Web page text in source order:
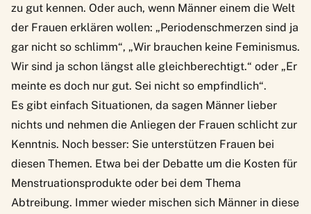
zu gut kennen. Oder auch, wenn Männer einem die Welt
der Frauen erklären wollen: „Periodenschmerzen sind ja
gar nicht so schlimm“, „Wir brauchen keine Feminismus.
Wir sind ja schon längst alle gleichberechtigt.“ oder „Er
meinte es doch nur gut. Sei nicht so empfindlich“.
Es gibt einfach Situationen, da sagen Männer lieber
nichts und nehmen die Anliegen der Frauen schlicht zur
Kenntnis. Noch besser: Sie unterstützen Frauen bei
diesen Themen. Etwa bei der Debatte um die Kosten für
Menstruationsprodukte oder bei dem Thema
Abtreibung. Immer wieder mischen sich Männer in diese